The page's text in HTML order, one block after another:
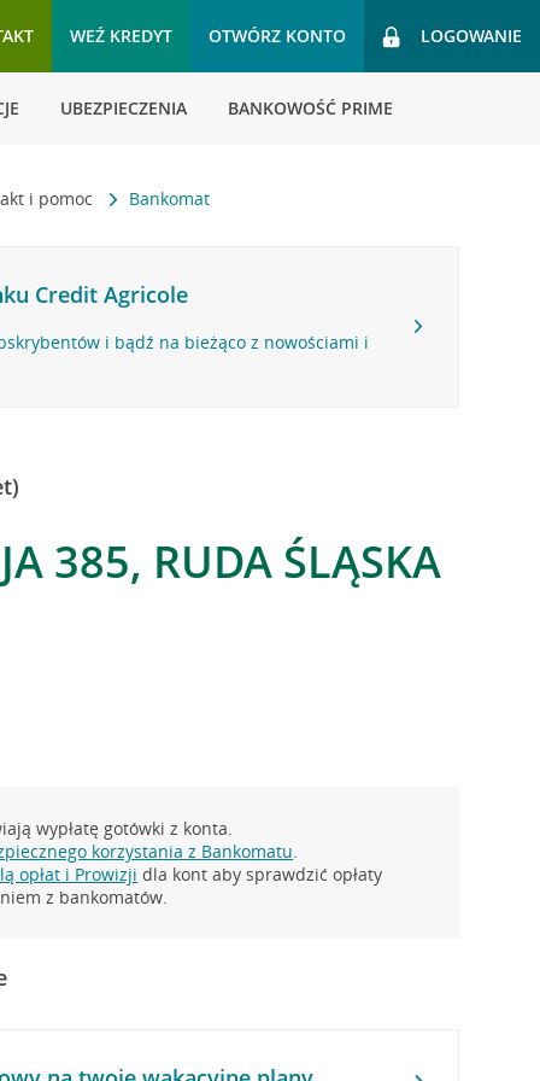
WEŹ KREDYT OTWÓRZ KONTO LOGOWANIE
UBEZPIECZENIA BANKOWOŚĆ PRIME
i pomoc Bankomat
Credit Agricole
i bądź na bieżąco z nowościami i
385, RUDA ŚLĄSKA
wypłatę gotówki z konta.
korzystania z Bankomatu.
opłat i Prowizji dla kont aby sprawdzić opłaty
z bankomatów.